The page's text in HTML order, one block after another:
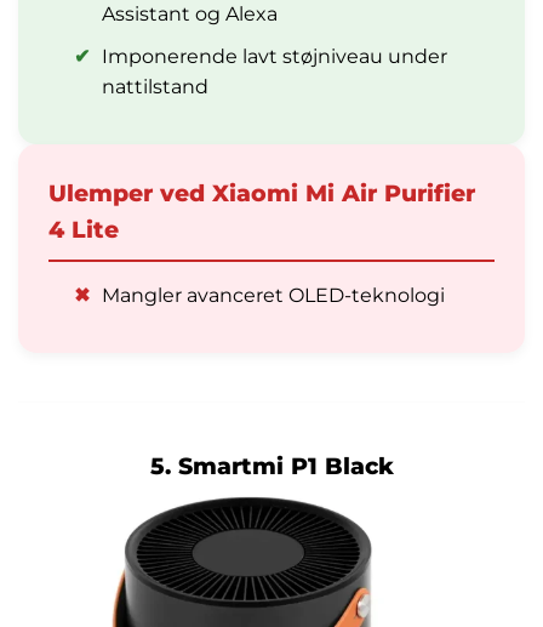
Assistant og Alexa
✔
Imponerende lavt støjniveau under
nattilstand
Ulemper ved Xiaomi Mi Air Purifier
4 Lite
✖ Mangler avanceret OLED-teknologi
5. Smartmi P1 Black